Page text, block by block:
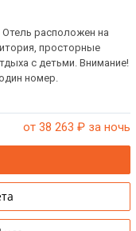
расположен на
просторные
с детьми. Внимание!
номер.
от 38 263 ₽ за ночь